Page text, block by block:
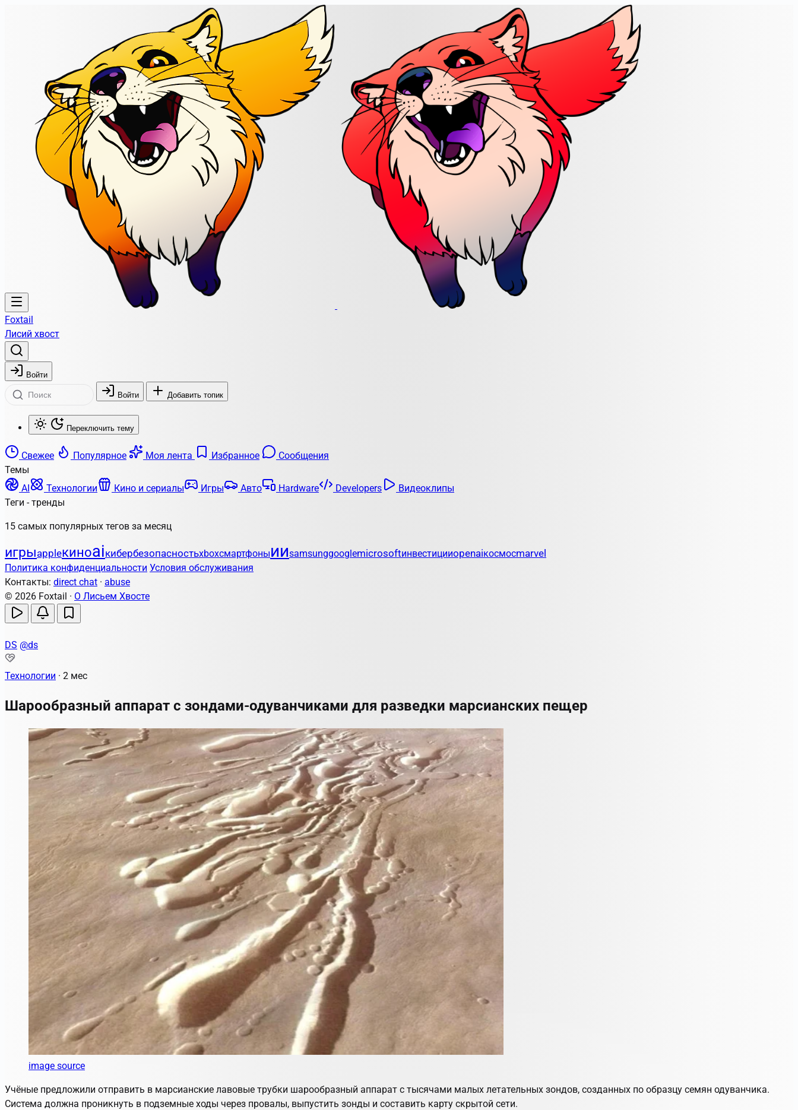
Foxtail
Лисий хвост
Войти
Войти Добавить топик
Переключить тему
Свежее Популярное Моя лента Избранное
Сообщения
Темы
AI
Технологии Кино и сериалы Игры Авто Hardware Developers
Видеоклипы
Теги - тренды
15 самых популярных тегов за месяц
игрыappleкиноaiкибербезопасностьxboxсмартфоныииsamsunggooglemicrosoftинвестицииopenaiкосмосmarvel
Политика конфиденциальности Условия обслуживания
Контакты: direct chat · abuse
© 2026 Foxtail · О Лисьем Хвосте
DS @ds
Технологии · 2 мес
Шарообразный аппарат с зондами-одуванчиками для разведки марсианских пещер
image source
Учёные предложили отправить в марсианские лавовые трубки шарообразный аппарат с тысячами малых летательных зондов, созданных по образцу семян одуванчика.
Система должна проникнуть в подземные ходы через провалы, выпустить зонды и составить карту скрытой сети.